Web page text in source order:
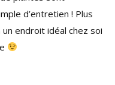
d’entretien ! Plus
endroit idéal chez soi